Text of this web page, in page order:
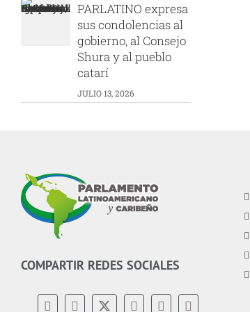
PARLATINO expresa
sus condolencias al
gobierno, al Consejo
Shura y al pueblo
catarí
JULIO 13, 2026
COMPARTIR REDES SOCIALES